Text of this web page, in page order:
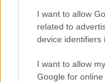
I want to allow
related to
device identifiers
I want to allow
Google for